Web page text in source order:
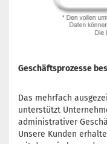
Geschäftsprozesse
Das mehrfach
unterstützt
administrativer
Unsere Kunden